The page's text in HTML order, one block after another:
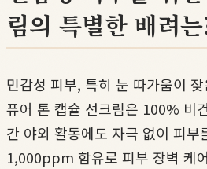
림의 특별한 배려
민감성 피부, 특히 눈 따가움이
퓨어 톤 캡슐 선크림은 100% 비
간 야외 활동에도 자극 없이 피부
1,000ppm 함유로 피부 장벽 케